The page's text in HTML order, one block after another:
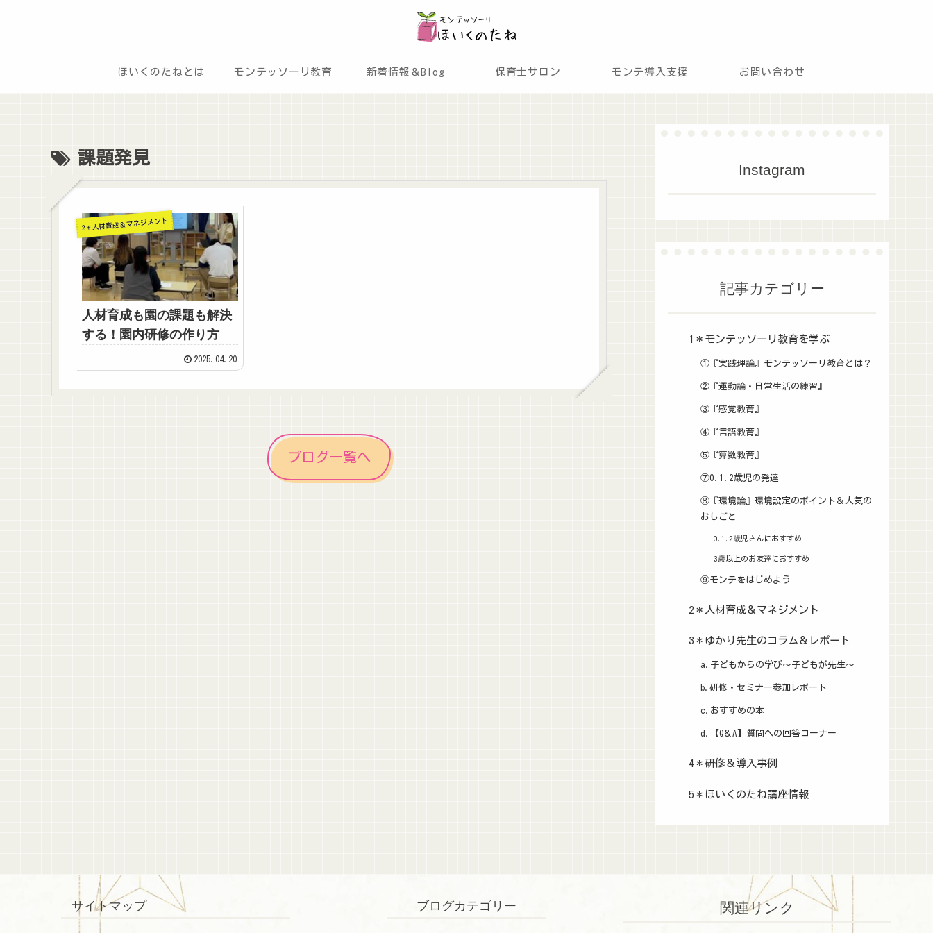
ほいくのたねとは モンテッソーリ教育 新着情報＆Blog 保育士サロン モンテ導入支援 お問い合わせ
課題発見
2＊人材育成＆マネジメント
人材育成も園の課題も解決
する！園内研修の作り方
2025.04.20
ブログ一覧へ
Instagram
記事カテゴリー
1＊モンテッソーリ教育を学ぶ
①『実践理論』モンテッソーリ教育とは？
②『運動論・日常生活の練習』
③『感覚教育』
④『言語教育』
⑤『算数教育』
⑦0.1.2歳児の発達
⑧『環境論』環境設定のポイント＆人気の
おしごと
0.1.2歳児さんにおすすめ
3歳以上のお友達におすすめ
⑨モンテをはじめよう
2＊人材育成＆マネジメント
3＊ゆかり先生のコラム＆レポート
a.子どもからの学び～子どもが先生～
b.研修・セミナー参加レポート
c.おすすめの本
d.【Q＆A】質問への回答コーナー
4＊研修＆導入事例
5＊ほいくのたね講座情報
サイトマップ ブログカテゴリー 関連リンク